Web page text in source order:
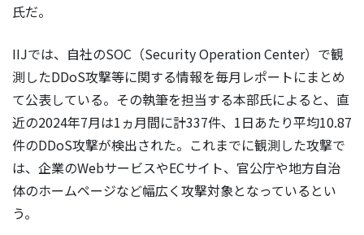
氏だ。
IIJでは、自社のSOC（Security Operation Center）で観
測したDDoS攻撃等に関する情報を毎月レポートにまとめ
て公表している。その執筆を担当する本部氏によると、直
近の2024年7月は1ヵ月間に計337件、1日あたり平均10.87
件のDDoS攻撃が検出された。これまでに観測した攻撃で
は、企業のWebサービスやECサイト、官公庁や地方自治
体のホームページなど幅広く攻撃対象となっているとい
う。